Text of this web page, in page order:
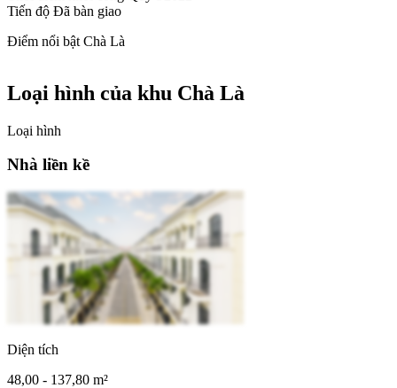
Tiến độ Đã bàn giao
Điểm nổi bật Chà Là
Loại hình của khu Chà Là
Loại hình
Nhà liền kề
Diện tích
48,00 - 137,80 m²